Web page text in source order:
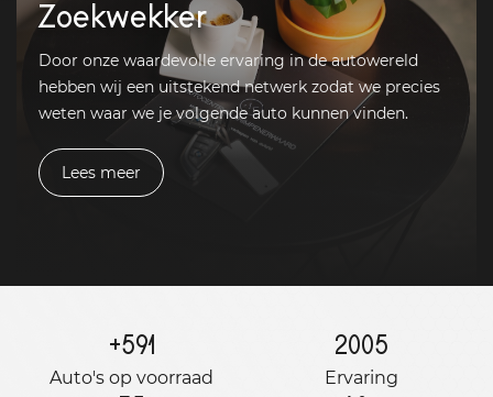
Zoekwekker
Door onze waardevolle ervaring in de autowereld
hebben wij een uitstekend netwerk zodat we precies
weten waar we je volgende auto kunnen vinden.
Lees meer
+591
Auto's op voorraad
2005
Ervaring